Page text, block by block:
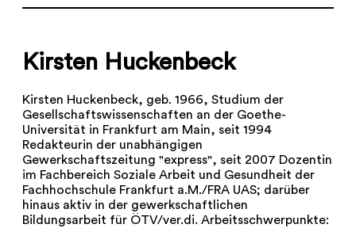
Kirsten Huckenbeck
Kirsten Huckenbeck, geb. 1966, Studium der
Gesellschaftswissenschaften an der Goethe-
Universität in Frankfurt am Main, seit 1994
Redakteurin der unabhängigen
Gewerkschaftszeitung "express", seit 2007 Dozentin
im Fachbereich Soziale Arbeit und Gesundheit der
Fachhochschule Frankfurt a.M./FRA UAS; darüber
hinaus aktiv in der gewerkschaftlichen
Bildungsarbeit für ÖTV/ver.di. Arbeitsschwerpunkte: